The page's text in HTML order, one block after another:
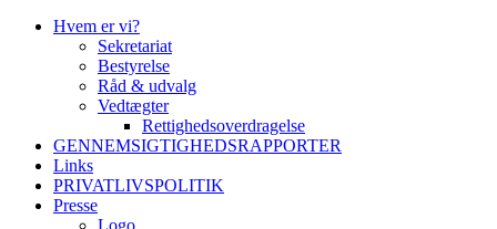
Hvem er vi?
Sekretariat
Bestyrelse
Råd & udvalg
Vedtægter
Rettighedsoverdragelse
GENNEMSIGTIGHEDSRAPPORTER
Links
PRIVATLIVSPOLITIK
Presse
Logo